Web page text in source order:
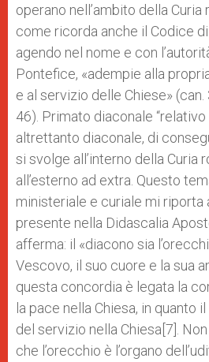
operano nell’ambito della Curia
come ricorda anche il Codice
agendo nel nome e con
Pontefice, «adempie alla
e al servizio delle Chiese» (can.
46). Primato diaconale “relativo
altrettanto diaconale, di
si svolge all’interno della Curia
all’esterno ad extra. Questo
ministeriale e curiale mi riporta
presente nella Didascalia
afferma: il «diacono sia
Vescovo, il suo cuore e la sua
questa concordia è legata la
la pace nella Chiesa, in quanto
del servizio nella Chiesa[7].
che l’orecchio è l’organo